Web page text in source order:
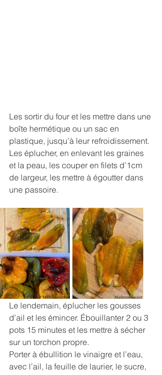
Les sortir du four et les mettre dans une
boîte hermétique ou un sac en
plastique, jusqu’à leur refroidissement.
Les éplucher, en enlevant les graines
et la peau, les couper en filets d’1cm
de largeur, les mettre à égoutter dans
une passoire.
Le lendemain, éplucher les gousses
d’ail et les émincer. Ébouillanter 2 ou 3
pots 15 minutes et les mettre à sécher
sur un torchon propre.
Porter à ébullition le vinaigre et l’eau,
avec l’ail, la feuille de laurier, le sucre,